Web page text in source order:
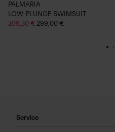
PALMARIA
LOW-PLUNGE SWIMSUIT
209,30 € 299,00 €
Service